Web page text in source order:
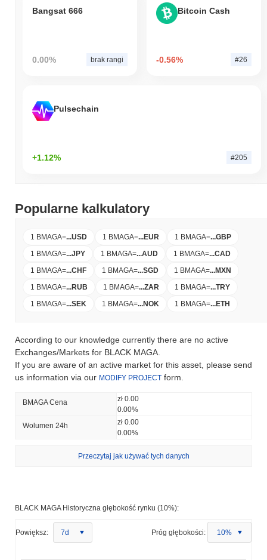
Bangsat 666
0.00% brak rangi
Bitcoin Cash
-0.56% #26
Pulsechain
+1.12% #205
Popularne kalkulatory
1 BMAGA=...USD 1 BMAGA=...EUR 1 BMAGA=...GBP
1 BMAGA=...JPY 1 BMAGA=...AUD 1 BMAGA=...CAD
1 BMAGA=...CHF 1 BMAGA=...SGD 1 BMAGA=...MXN
1 BMAGA=...RUB 1 BMAGA=...ZAR 1 BMAGA=...TRY
1 BMAGA=...SEK 1 BMAGA=...NOK 1 BMAGA=...ETH
According to our knowledge currently there are no active
Exchanges/Markets for BLACK MAGA.
If you are aware of an active market for this asset, please send
us information via our MODIFY PROJECT form.
BMAGA Cena
zł 0.00
0.00%
Wolumen 24h
zł 0.00
0.00%
Przeczytaj jak używać tych danych
BLACK MAGA Historyczna głębokość rynku (10%):
Powiększ: 7d Próg głębokości: 10%